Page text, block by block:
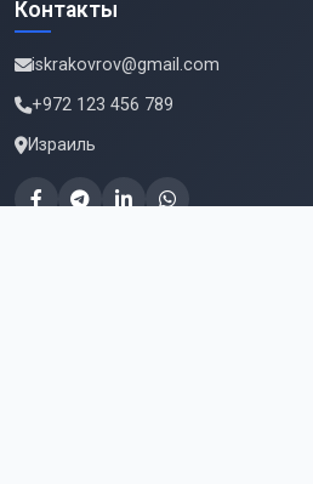
Контакты
iskrakovrov@gmail.com
+972 123 456 789
Израиль